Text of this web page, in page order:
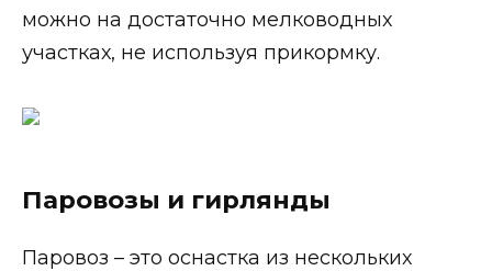
можно на достаточно мелководных
участках, не используя прикормку.
Паровозы и гирлянды
Паровоз – это оснастка из нескольких